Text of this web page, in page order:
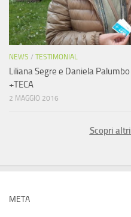
NEWS / TESTIMONIAL
Liliana Segre e Daniela
+TECA
2 MAGGIO 2016
Scopri
META